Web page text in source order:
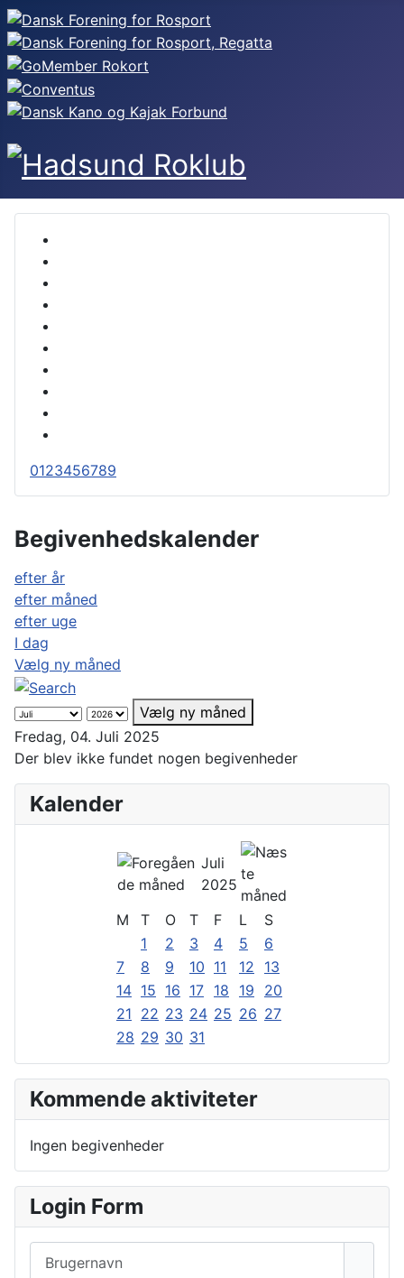
0123456789
Begivenhedskalender
efter år
efter måned
efter uge
I dag
Vælg ny måned
Vælg ny måned
Fredag, 04. Juli 2025
Der blev ikke fundet nogen begivenheder
Kalender
Juli
2025
M
T O T F L
S
1
2 3 4 5
6
7
8 9 10 11 12
13
14 15 16 17 18 19
20
21 22 23 24 25 26 27
28 29 30 31
Kommende aktiviteter
Ingen begivenheder
Login Form